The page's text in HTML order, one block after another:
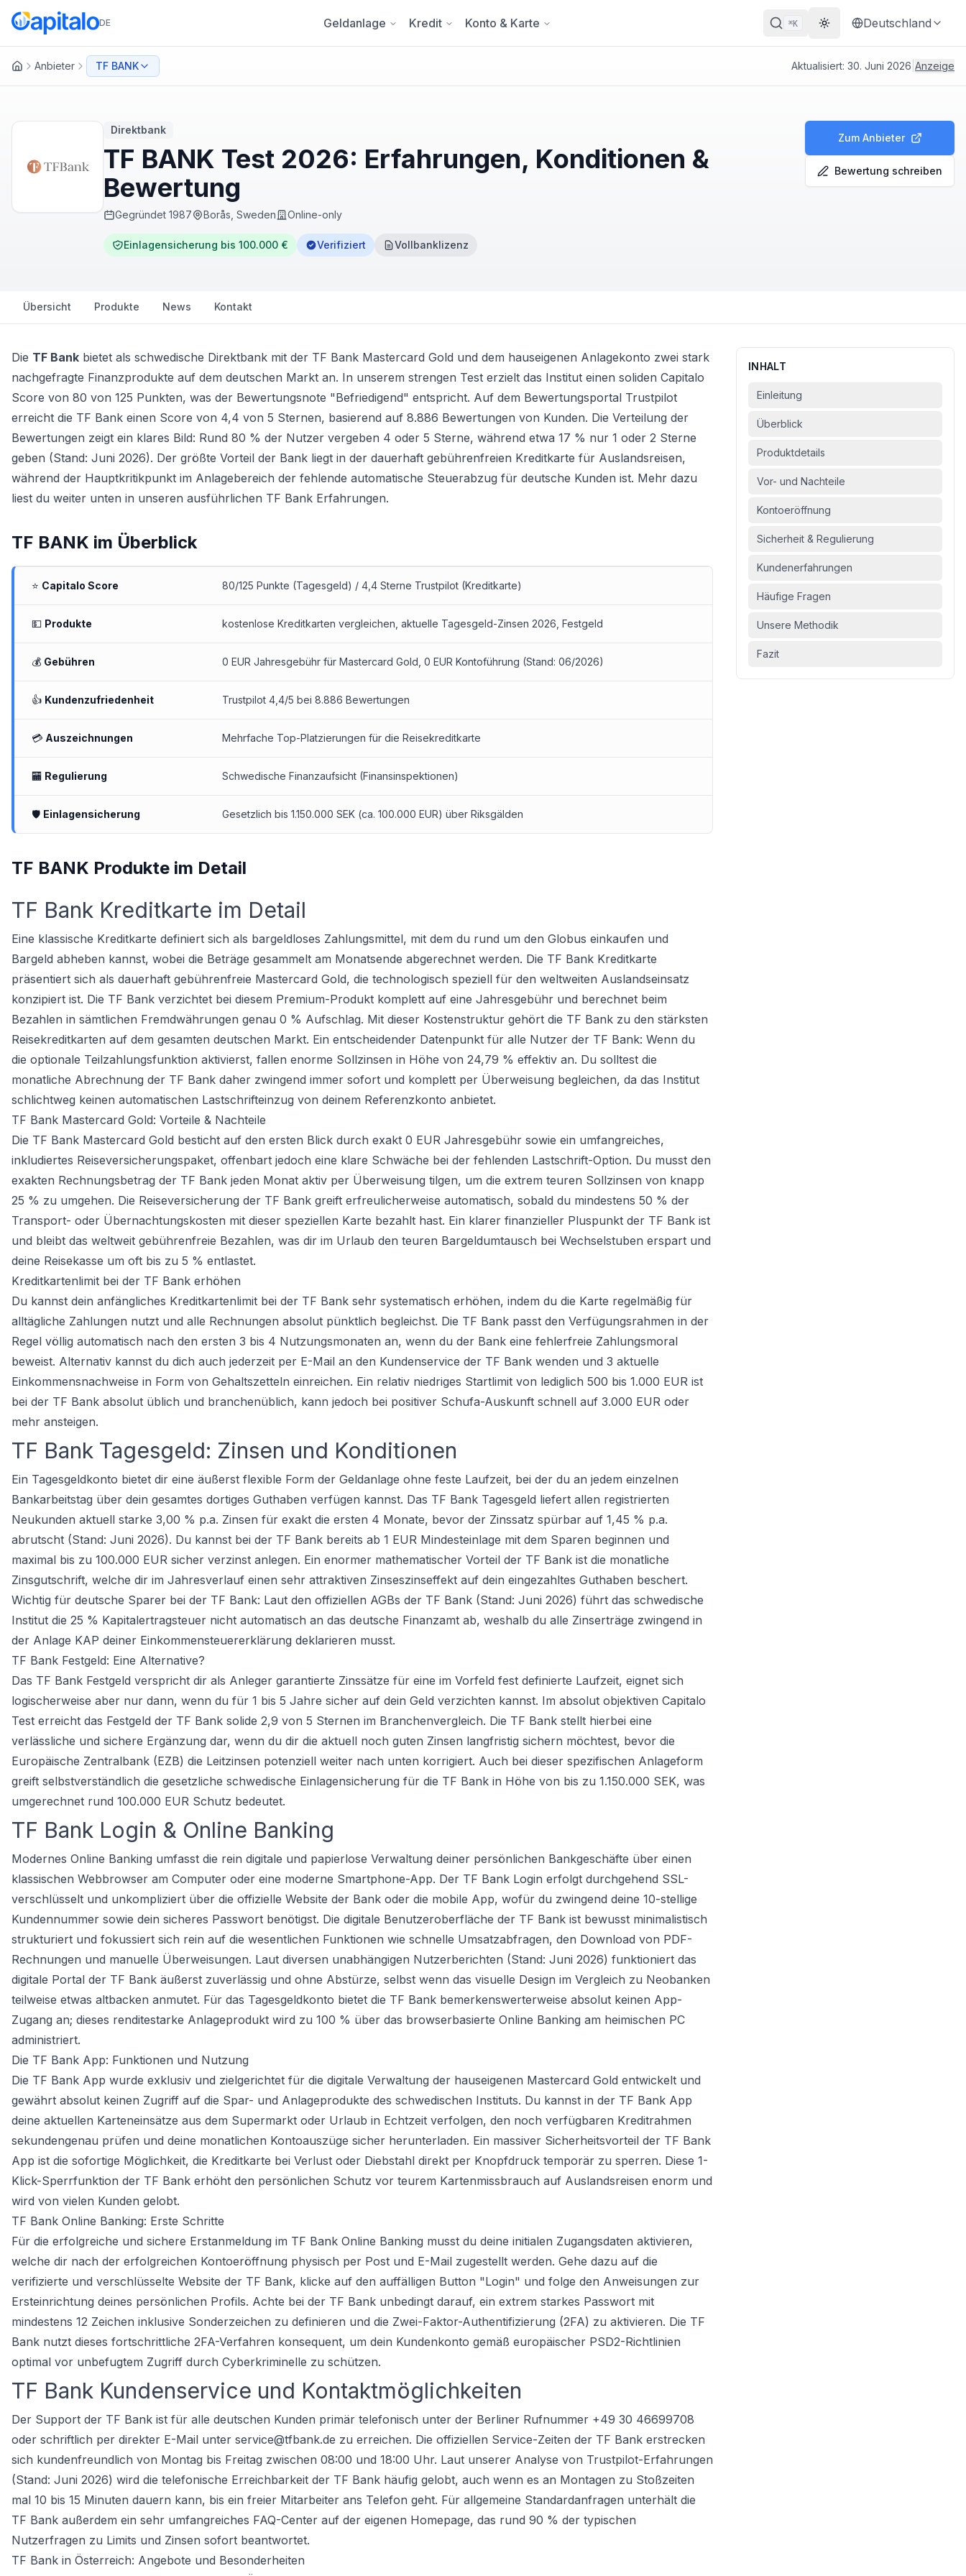
DE Geldanlage Kredit Konto & Karte ⌘K Theme wechseln
Deutschland
Anbieter TF BANK Aktualisiert: 30. Juni 2026 Anzeige
Direktbank
TF BANK Test 2026: Erfahrungen, Konditionen &
Bewertung
Gegründet 1987 Borås, Sweden Online-only
Einlagensicherung bis 100.000 € Verifiziert Vollbanklizenz
Zum Anbieter
Bewertung schreiben
Übersicht Produkte News Kontakt
Die TF Bank bietet als schwedische Direktbank mit der TF Bank Mastercard Gold und dem hauseigenen Anlagekonto zwei stark
nachgefragte Finanzprodukte auf dem deutschen Markt an. In unserem strengen Test erzielt das Institut einen soliden Capitalo
Score von 80 von 125 Punkten, was der Bewertungsnote "Befriedigend" entspricht. Auf dem Bewertungsportal Trustpilot
erreicht die TF Bank einen Score von 4,4 von 5 Sternen, basierend auf 8.886 Bewertungen von Kunden. Die Verteilung der
Bewertungen zeigt ein klares Bild: Rund 80 % der Nutzer vergeben 4 oder 5 Sterne, während etwa 17 % nur 1 oder 2 Sterne
geben (Stand: Juni 2026). Der größte Vorteil der Bank liegt in der dauerhaft gebührenfreien Kreditkarte für Auslandsreisen,
während der Hauptkritikpunkt im Anlagebereich der fehlende automatische Steuerabzug für deutsche Kunden ist. Mehr dazu
liest du weiter unten in unseren ausführlichen TF Bank Erfahrungen.
TF BANK im Überblick
⭐ Capitalo Score 80/125 Punkte (Tagesgeld) / 4,4 Sterne Trustpilot (Kreditkarte)
💵 Produkte kostenlose Kreditkarten vergleichen , aktuelle Tagesgeld-Zinsen 2026, Festgeld
💰 Gebühren 0 EUR Jahresgebühr für Mastercard Gold, 0 EUR Kontoführung (Stand: 06/2026)
👍 Kundenzufriedenheit Trustpilot 4,4/5 bei 8.886 Bewertungen
💳 Auszeichnungen Mehrfache Top-Platzierungen für die Reisekreditkarte
🏧 Regulierung Schwedische Finanzaufsicht (Finansinspektionen)
🛡 Einlagensicherung Gesetzlich bis 1.150.000 SEK (ca. 100.000 EUR) über Riksgälden
TF BANK Produkte im Detail
TF Bank Kreditkarte im Detail
Eine klassische Kreditkarte definiert sich als bargeldloses Zahlungsmittel, mit dem du rund um den Globus einkaufen und
Bargeld abheben kannst, wobei die Beträge gesammelt am Monatsende abgerechnet werden. Die TF Bank Kreditkarte
präsentiert sich als dauerhaft gebührenfreie Mastercard Gold, die technologisch speziell für den weltweiten Auslandseinsatz
konzipiert ist. Die TF Bank verzichtet bei diesem Premium-Produkt komplett auf eine Jahresgebühr und berechnet beim
Bezahlen in sämtlichen Fremdwährungen genau 0 % Aufschlag. Mit dieser Kostenstruktur gehört die TF Bank zu den stärksten
Reisekreditkarten auf dem gesamten deutschen Markt. Ein entscheidender Datenpunkt für alle Nutzer der TF Bank: Wenn du
die optionale Teilzahlungsfunktion aktivierst, fallen enorme Sollzinsen in Höhe von 24,79 % effektiv an. Du solltest die
monatliche Abrechnung der TF Bank daher zwingend immer sofort und komplett per Überweisung begleichen, da das Institut
schlichtweg keinen automatischen Lastschrifteinzug von deinem Referenzkonto anbietet.
TF Bank Mastercard Gold: Vorteile & Nachteile
Die TF Bank Mastercard Gold besticht auf den ersten Blick durch exakt 0 EUR Jahresgebühr sowie ein umfangreiches,
inkludiertes Reiseversicherungspaket, offenbart jedoch eine klare Schwäche bei der fehlenden Lastschrift-Option. Du musst den
exakten Rechnungsbetrag der TF Bank jeden Monat aktiv per Überweisung tilgen, um die extrem teuren Sollzinsen von knapp
25 % zu umgehen. Die Reiseversicherung der TF Bank greift erfreulicherweise automatisch, sobald du mindestens 50 % der
Transport- oder Übernachtungskosten mit dieser speziellen Karte bezahlt hast. Ein klarer finanzieller Pluspunkt der TF Bank ist
und bleibt das weltweit gebührenfreie Bezahlen, was dir im Urlaub den teuren Bargeldumtausch bei Wechselstuben erspart und
deine Reisekasse um oft bis zu 5 % entlastet.
Kreditkartenlimit bei der TF Bank erhöhen
Du kannst dein anfängliches Kreditkartenlimit bei der TF Bank sehr systematisch erhöhen, indem du die Karte regelmäßig für
alltägliche Zahlungen nutzt und alle Rechnungen absolut pünktlich begleichst. Die TF Bank passt den Verfügungsrahmen in der
Regel völlig automatisch nach den ersten 3 bis 4 Nutzungsmonaten an, wenn du der Bank eine fehlerfreie Zahlungsmoral
beweist. Alternativ kannst du dich auch jederzeit per E-Mail an den Kundenservice der TF Bank wenden und 3 aktuelle
Einkommensnachweise in Form von Gehaltszetteln einreichen. Ein relativ niedriges Startlimit von lediglich 500 bis 1.000 EUR ist
bei der TF Bank absolut üblich und branchenüblich, kann jedoch bei positiver Schufa-Auskunft schnell auf 3.000 EUR oder
mehr ansteigen.
TF Bank Tagesgeld: Zinsen und Konditionen
Ein Tagesgeldkonto bietet dir eine äußerst flexible Form der Geldanlage ohne feste Laufzeit, bei der du an jedem einzelnen
Bankarbeitstag über dein gesamtes dortiges Guthaben verfügen kannst. Das TF Bank Tagesgeld liefert allen registrierten
Neukunden aktuell starke 3,00 % p.a. Zinsen für exakt die ersten 4 Monate, bevor der Zinssatz spürbar auf 1,45 % p.a.
abrutscht (Stand: Juni 2026). Du kannst bei der TF Bank bereits ab 1 EUR Mindesteinlage mit dem Sparen beginnen und
maximal bis zu 100.000 EUR sicher verzinst anlegen. Ein enormer mathematischer Vorteil der TF Bank ist die monatliche
Zinsgutschrift, welche dir im Jahresverlauf einen sehr attraktiven Zinseszinseffekt auf dein eingezahltes Guthaben beschert.
Wichtig für deutsche Sparer bei der TF Bank: Laut den offiziellen AGBs der TF Bank (Stand: Juni 2026) führt das schwedische
Institut die 25 % Kapitalertragsteuer nicht automatisch an das deutsche Finanzamt ab, weshalb du alle Zinserträge zwingend in
der Anlage KAP deiner Einkommensteuererklärung deklarieren musst.
TF Bank Festgeld: Eine Alternative?
Das TF Bank Festgeld verspricht dir als Anleger garantierte Zinssätze für eine im Vorfeld fest definierte Laufzeit, eignet sich
logischerweise aber nur dann, wenn du für 1 bis 5 Jahre sicher auf dein Geld verzichten kannst. Im absolut objektiven Capitalo
Test erreicht das Festgeld der TF Bank solide 2,9 von 5 Sternen im Branchenvergleich. Die TF Bank stellt hierbei eine
verlässliche und sichere Ergänzung dar, wenn du dir die aktuell noch guten Zinsen langfristig sichern möchtest, bevor die
Europäische Zentralbank (EZB) die Leitzinsen potenziell weiter nach unten korrigiert. Auch bei dieser spezifischen Anlageform
greift selbstverständlich die gesetzliche schwedische Einlagensicherung für die TF Bank in Höhe von bis zu 1.150.000 SEK, was
umgerechnet rund 100.000 EUR Schutz bedeutet.
TF Bank Login & Online Banking
Modernes Online Banking umfasst die rein digitale und papierlose Verwaltung deiner persönlichen Bankgeschäfte über einen
klassischen Webbrowser am Computer oder eine moderne Smartphone-App. Der TF Bank Login erfolgt durchgehend SSL-
verschlüsselt und unkompliziert über die offizielle Website der Bank oder die mobile App, wofür du zwingend deine 10-stellige
Kundennummer sowie dein sicheres Passwort benötigst. Die digitale Benutzeroberfläche der TF Bank ist bewusst minimalistisch
strukturiert und fokussiert sich rein auf die wesentlichen Funktionen wie schnelle Umsatzabfragen, den Download von PDF-
Rechnungen und manuelle Überweisungen. Laut diversen unabhängigen Nutzerberichten (Stand: Juni 2026) funktioniert das
digitale Portal der TF Bank äußerst zuverlässig und ohne Abstürze, selbst wenn das visuelle Design im Vergleich zu Neobanken
teilweise etwas altbacken anmutet. Für das Tagesgeldkonto bietet die TF Bank bemerkenswerterweise absolut keinen App-
Zugang an; dieses renditestarke Anlageprodukt wird zu 100 % über das browserbasierte Online Banking am heimischen PC
administriert.
Die TF Bank App: Funktionen und Nutzung
Die TF Bank App wurde exklusiv und zielgerichtet für die digitale Verwaltung der hauseigenen Mastercard Gold entwickelt und
gewährt absolut keinen Zugriff auf die Spar- und Anlageprodukte des schwedischen Instituts. Du kannst in der TF Bank App
deine aktuellen Karteneinsätze aus dem Supermarkt oder Urlaub in Echtzeit verfolgen, den noch verfügbaren Kreditrahmen
sekundengenau prüfen und deine monatlichen Kontoauszüge sicher herunterladen. Ein massiver Sicherheitsvorteil der TF Bank
App ist die sofortige Möglichkeit, die Kreditkarte bei Verlust oder Diebstahl direkt per Knopfdruck temporär zu sperren. Diese 1-
Klick-Sperrfunktion der TF Bank erhöht den persönlichen Schutz vor teurem Kartenmissbrauch auf Auslandsreisen enorm und
wird von vielen Kunden gelobt.
TF Bank Online Banking: Erste Schritte
Für die erfolgreiche und sichere Erstanmeldung im TF Bank Online Banking musst du deine initialen Zugangsdaten aktivieren,
welche dir nach der erfolgreichen Kontoeröffnung physisch per Post und E-Mail zugestellt werden. Gehe dazu auf die
verifizierte und verschlüsselte Website der TF Bank, klicke auf den auffälligen Button "Login" und folge den Anweisungen zur
Ersteinrichtung deines persönlichen Profils. Achte bei der TF Bank unbedingt darauf, ein extrem starkes Passwort mit
mindestens 12 Zeichen inklusive Sonderzeichen zu definieren und die Zwei-Faktor-Authentifizierung (2FA) zu aktivieren. Die TF
Bank nutzt dieses fortschrittliche 2FA-Verfahren konsequent, um dein Kundenkonto gemäß europäischer PSD2-Richtlinien
optimal vor unbefugtem Zugriff durch Cyberkriminelle zu schützen.
TF Bank Kundenservice und Kontaktmöglichkeiten
Der Support der TF Bank ist für alle deutschen Kunden primär telefonisch unter der Berliner Rufnummer +49 30 46699708
oder schriftlich per direkter E-Mail unter service@tfbank.de zu erreichen. Die offiziellen Service-Zeiten der TF Bank erstrecken
sich kundenfreundlich von Montag bis Freitag zwischen 08:00 und 18:00 Uhr. Laut unserer Analyse von Trustpilot-Erfahrungen
(Stand: Juni 2026) wird die telefonische Erreichbarkeit der TF Bank häufig gelobt, auch wenn es an Montagen zu Stoßzeiten
mal 10 bis 15 Minuten dauern kann, bis ein freier Mitarbeiter ans Telefon geht. Für allgemeine Standardanfragen unterhält die
TF Bank außerdem ein sehr umfangreiches FAQ-Center auf der eigenen Homepage, das rund 90 % der typischen
Nutzerfragen zu Limits und Zinsen sofort beantwortet.
TF Bank in Österreich: Angebote und Besonderheiten
INHALT
Einleitung
Überblick
Produktdetails
Vor- und Nachteile
Kontoeröffnung
Sicherheit & Regulierung
Kundenerfahrungen
Häufige Fragen
Unsere Methodik
Fazit